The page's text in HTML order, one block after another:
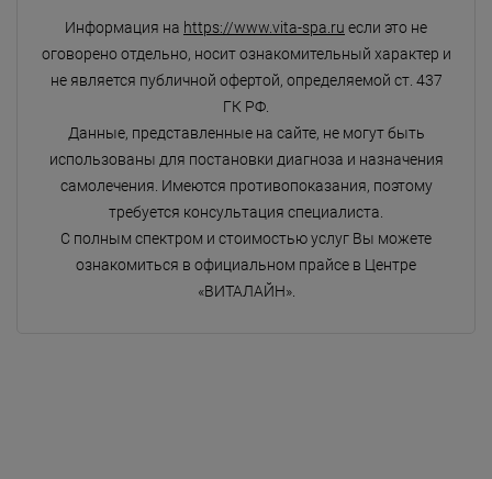
Информация на https://www.vita-spa.ru если это не
оговорено отдельно, носит ознакомительный характер и
не является публичной офертой, определяемой ст. 437
ГК РФ.
Данные, представленные на сайте, не могут быть
использованы для постановки диагноза и назначения
самолечения. Имеются противопоказания, поэтому
требуется консультация специалиста.
С полным спектром и стоимостью услуг Вы можете
ознакомиться в официальном прайсе в Центре
«ВИТАЛАЙН».